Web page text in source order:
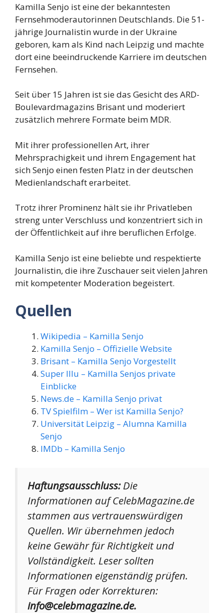
Kamilla Senjo ist eine der bekanntesten
Fernsehmoderautorinnen Deutschlands. Die 51-
jährige Journalistin wurde in der Ukraine
geboren, kam als Kind nach Leipzig und machte
dort eine beeindruckende Karriere im deutschen
Fernsehen.
Seit über 15 Jahren ist sie das Gesicht des ARD-
Boulevardmagazins Brisant und moderiert
zusätzlich mehrere Formate beim MDR.
Mit ihrer professionellen Art, ihrer
Mehrsprachigkeit und ihrem Engagement hat
sich Senjo einen festen Platz in der deutschen
Medienlandschaft erarbeitet.
Trotz ihrer Prominenz hält sie ihr Privatleben
streng unter Verschluss und konzentriert sich in
der Öffentlichkeit auf ihre beruflichen Erfolge.
Kamilla Senjo ist eine beliebte und respektierte
Journalistin, die ihre Zuschauer seit vielen Jahren
mit kompetenter Moderation begeistert.
Quellen
Wikipedia – Kamilla Senjo
Kamilla Senjo – Offizielle Website
Brisant – Kamilla Senjo Vorgestellt
Super Illu – Kamilla Senjos private
Einblicke
News.de – Kamilla Senjo privat
TV Spielfilm – Wer ist Kamilla Senjo?
Universität Leipzig – Alumna Kamilla
Senjo
IMDb – Kamilla Senjo
Haftungsausschluss:Die
Informationen auf CelebMagazine.de
stammen aus vertrauenswürdigen
Quellen. Wir übernehmen jedoch
keine Gewähr für Richtigkeit und
Vollständigkeit. Leser sollten
Informationen eigenständig prüfen.
Für Fragen oder Korrekturen:
info@celebmagazine.de.